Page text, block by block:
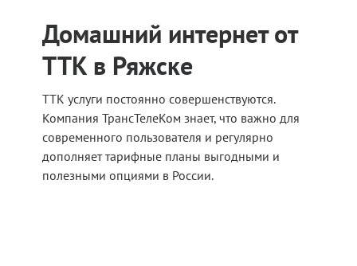
Домашний интернет от
ТТК в Ряжске
ТТК услуги постоянно совершенствуются.
Компания ТрансТелеКом знает, что важно для
современного пользователя и регулярно
дополняет тарифные планы выгодными и
полезными опциями в России.